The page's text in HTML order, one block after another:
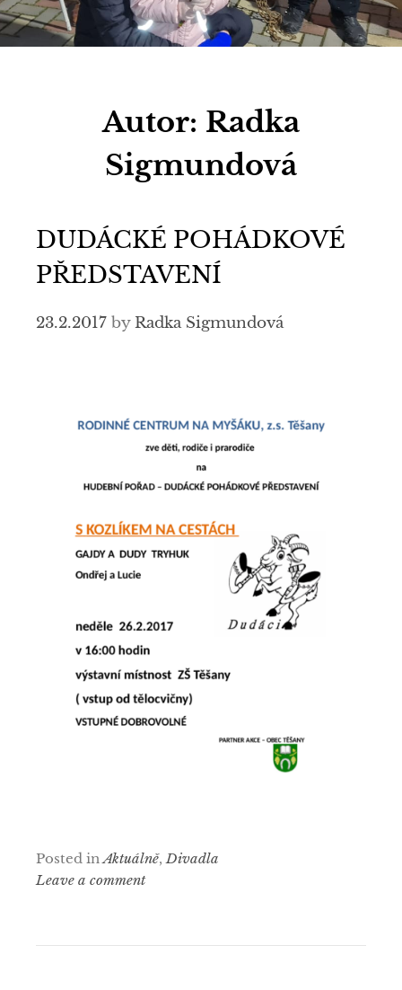
Autor: Radka
Sigmundová
DUDÁCKÉ POHÁDKOVÉ
PŘEDSTAVENÍ
23.2.2017 byRadka Sigmundová
Posted inAktuálně,Divadla
Leave a comment